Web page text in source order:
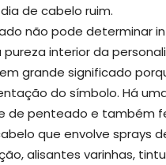
de cabelo ruim.
não pode determinar
interior da
grande significado
do símbolo. Há
de penteado e também
que envolve sprays
alisantes varinhas,